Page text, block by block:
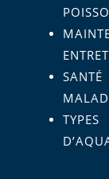
TYPES